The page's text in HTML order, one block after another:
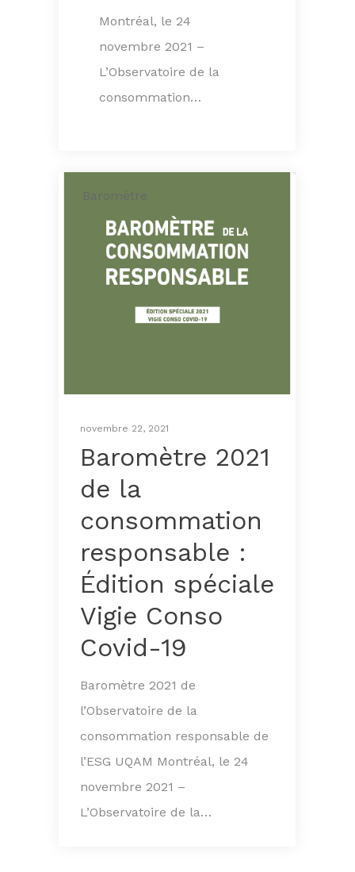
Montréal, le 24
novembre 2021 –
L’Observatoire de la
consommation…
Baromètre
novembre 22, 2021
Baromètre 2021
de la
consommation
responsable :
Édition spéciale
Vigie Conso
Covid-19
Baromètre 2021 de
l’Observatoire de la
consommation responsable de
l’ESG UQAM Montréal, le 24
novembre 2021 –
L’Observatoire de la…